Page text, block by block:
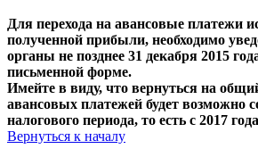
Для перехода на авансовые платежи
полученной прибыли, необходимо
органы не позднее 31 декабря 2015
письменной форме.
Имейте в виду, что вернуться на
авансовых платежей будет возможно
налогового периода, то есть с 2017
Вернуться к началу